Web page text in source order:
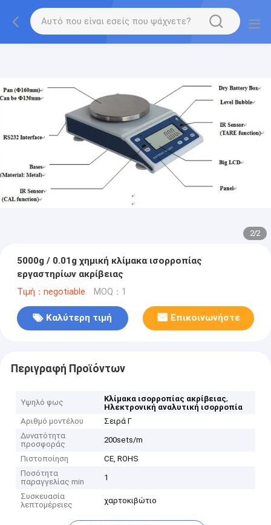
2/2
5000g / 0.01g χημική κλίμακα ισορροπίας
εργαστηρίων ακρίβειας
Τιμή：negotiable MOQ：1
Καλύτερη τιμή Επικοινωνήστε
Περιγραφή Προϊόντων
Υψηλό φως Κλίμακα ισορροπίας ακρίβειας,
Ηλεκτρονική αναλυτική ισορροπία
Αριθμό μοντέλου
Σειρά Γ
Δυνατότητα
προσφοράς
200sets/m
Πιστοποίηση
CE, ROHS
Ποσότητα
παραγγελίας min
1
Συσκευασία
λεπτομέρειες
χαρτοκιβώτιο